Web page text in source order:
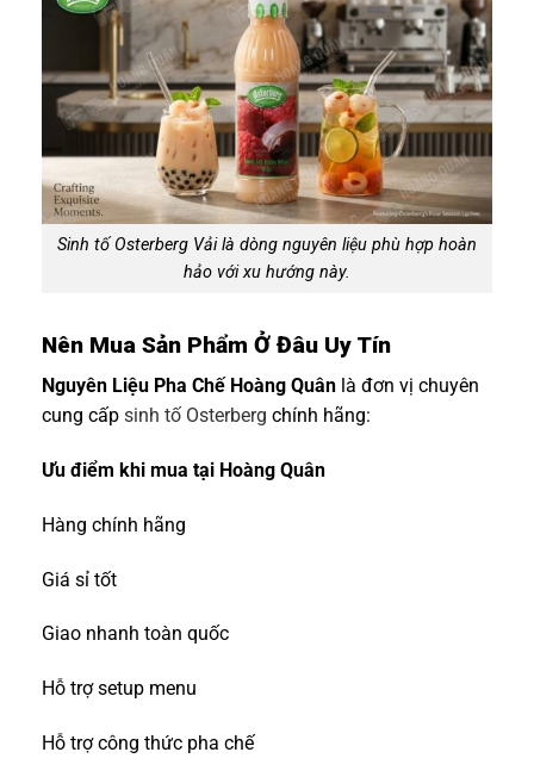
Sinh tố Osterberg Vải là dòng nguyên liệu phù hợp hoàn
hảo với xu hướng này.
Nên Mua Sản Phẩm Ở Đâu Uy Tín
Nguyên Liệu Pha Chế Hoàng Quân là đơn vị chuyên
cung cấp sinh tố Osterberg chính hãng:
Ưu điểm khi mua tại Hoàng Quân
Hàng chính hãng
Giá sỉ tốt
Giao nhanh toàn quốc
Hỗ trợ setup menu
Hỗ trợ công thức pha chế